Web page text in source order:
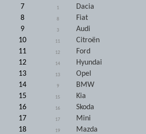
7
1 Dacia
8
8 Fiat
9
3 Audi
10
11 Citroën
11
12 Ford
12
14 Hyundai
13
13 Opel
14
9 BMW
15
15 Kia
16
16 Skoda
17
17 Mini
18
19 Mazda